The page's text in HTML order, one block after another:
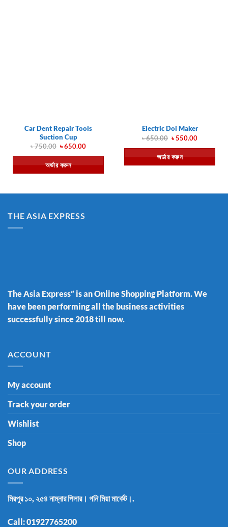
Car Dent Repair Tools
Suction Cup
৳750.00 Original
was:
৳ 750.00.
৳650.00Current
is:
৳ 650.00.
অর্ডার করুন
Electric Doi Maker
৳650.00 Original
was:
৳ 650.00.
৳550.00Current
is:
৳ 550.00.
অর্ডার করুন
THE ASIA EXPRESS
The Asia Express” is an Online Shopping Platform. We
have been performing all the business activities
successfully since 2018 till now.
ACCOUNT
My account
Track your order
Wishlist
Shop
OUR ADDRESS
মিরপুর ১০, ২৫৪ নাম্নার পিলার। গনি মিয়া মার্কেট।.
Call:01927765200